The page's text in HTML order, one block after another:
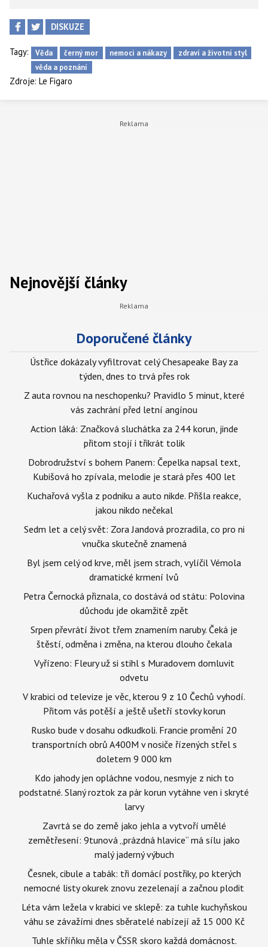
DISKUZE
Tagy: Věda černý mor nemoci a nákazy
zdraví a životní styl
věda a poznání
Zdroje: Le Figaro
Nejnovější články
Doporučené články
Ústřice dokázaly vyfiltrovat celý Chesapeake Bay za
týden, dnes to trvá přes rok
Z auta rovnou na neschopenku? Pravidlo 5 minut, které
vás zachrání před letní angínou
Action láká: Značková sluchátka za 244 korun, jinde
přitom stojí i třikrát tolik
Dobrodružství s bohem Panem: Čepelka napsal text,
Kubišová ho zpívala, melodie je stará přes 400 let
Kuchařová vyšla z podniku a auto nikde. Přišla reakce,
jakou nikdo nečekal
Sedm let a celý svět: Zora Jandová prozradila, co pro ni
vnučka skutečně znamená
Byl jsem celý od krve, měl jsem strach, vylíčil Vémola
dramatické krmení lvů
Petra Černocká přiznala, co dostává od státu: Polovina
důchodu jde okamžitě zpět
Srpen převrátí život třem znamením naruby. Čeká je
štěstí, odměna i změna, na kterou dlouho čekala
Vyřízeno: Fleury už si stihl s Muradovem domluvit
odvetu
V krabici od televize je věc, kterou 9 z 10 Čechů vyhodí.
Přitom vás potěší a ještě ušetří stovky korun
Rusko bude v dosahu odkudkoli. Francie promění 20
transportních obrů A400M v nosiče řízených střel s
doletem 9 000 km
Kdo jahody jen opláchne vodou, nesmyje z nich to
podstatné. Slaný roztok za pár korun vytáhne ven i skryté
larvy
Zavrtá se do země jako jehla a vytvoří umělé
zemětřesení: 9tunová „prázdná hlavice“ má sílu jako
malý jaderný výbuch
Česnek, cibule a tabák: tři domácí postřiky, po kterých
nemocné listy okurek znovu zezelenají a začnou plodit
Léta vám ležela v krabici ve sklepě: za tuhle kuchyňskou
váhu se závažími dnes sběratelé nabízejí až 15 000 Kč
Tuhle skříňku měla v ČSSR skoro každá domácnost.